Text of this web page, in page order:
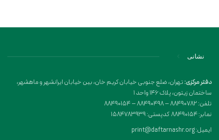
نشانی
دفتر مرکزی:تهران، ضلع جنوبی خیابان کریم خان، بین خیابان ایرانشهر و ماهشهر،
ساختمان زیتون، پلاک 146 واحد 1
تلفن: 88490782 – 88490498 – 88490154
نمابر: 88490154 کدپستی: 1584783939
ایمیل: print@daftarnashr.org